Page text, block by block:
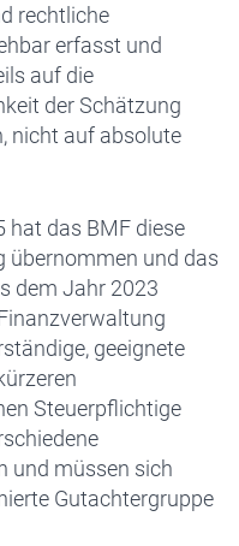
rechtliche
erfasst und
auf die
der Schätzung
nicht auf absolute
hat das BMF diese
übernommen und das
dem Jahr 2023
geeignete
Steuerpflichtige
und müssen sich
Gutachtergruppe